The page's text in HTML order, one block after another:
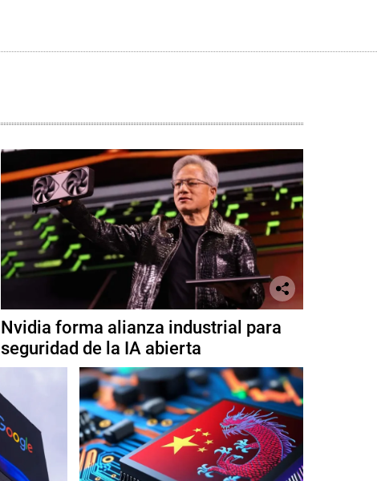
Nvidia forma alianza industrial para
seguridad de la IA abierta